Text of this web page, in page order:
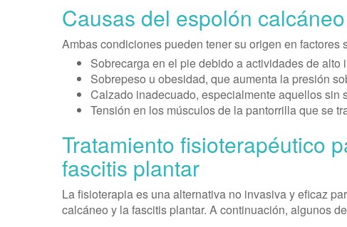
Causas del espolón
Ambas condiciones pueden tener su origen en factores
Sobrecarga en el pie debido a actividades de alto
Sobrepeso u obesidad, que aumenta la presión
Calzado inadecuado, especialmente aquellos sin
Tensión en los músculos de la pantorrilla que se
Tratamiento fisioterapéutico
fascitis plantar
La fisioterapia es una alternativa no invasiva y eficaz
calcáneo y la fascitis plantar. A continuación, algunos